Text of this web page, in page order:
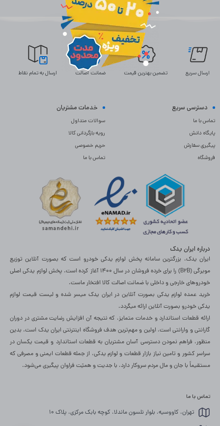
ارسال سریع تضمین بهترین قیمت ضمانت اصالت ارسال به تمام نقاط
دسترسی سریع
تماس با ما
پایگاه دانش
پیگیری سفارش
فروشگاه
خدمات مشتریان
سوالات متداول
رویه بازگردانی کالا
حریم خصوصی
تماس با ما
درباره ایران یدک
ایران یدک، بزرگترین سامانه پخش لوازم یدکی خودرو است که بصورت آنلاین توزیع
مویرگی (B2B) را برای خرده فروشان در سال 1400 آغاز کرده است. پخش لوازم یدکی اصلی
خودروهای خارجی و داخلی با ضمانت اصالت کالا افتخار ماست.
خرید عمده لوازم یدکی بصورت آنلاین در ایران یدک میسر شده و لیست قیمت لوازم
یدکی خودرو بصورت آنلاین ارائه میگردد.
ارائه قطعات استاندارد و خدمات متمایز، که نتیجه آن افزایش رضایت مشتری در دوران
گارانتی و وارانتی است، اولین و مهم‌ترین هدف فروشگاه اینترنتی ایران یدک است. بدین
منظور، فراهم نمودن دسترسی آسان مشتریان به قطعات استاندارد و قیمت یکسان در
سراسر کشور و تامین نیاز بازار قطعات و لوازم یدکی، از جمله قطعات ایمنی و مصرفی که
مستقیماً با جان و مال مردم سروکار دارد، با جدیت و همیّت فراوان پی­گیری می‌­شود. ​
تماس با ما
تهران، کاووسیه، بلوار نلسون ماندلا، کوچه بابک مرکزی، پلاک 10